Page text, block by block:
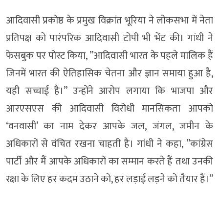
आदिवासी प्रकोष्ठ के प्रमुख विक्रांत भूरिया ने लोकसभा में नेता
प्रतिपक्ष को पारंपरिक आदिवासी टोपी भी भेंट की। गांधी ने
फेसबुक पर पोस्ट किया, ”आदिवासी भारत के पहले मालिक हैं
जिनमें भारत की ऐतिहासिक चेतना और ज्ञान समाया हुआ है,
यही सच्चाई है।” उन्होंने आरोप लगाया कि भाजपा और
आरएसएस की आदिवासी विरोधी मानसिकता आपको
‘वनवासी’ का नाम देकर आपके जल, जंगल, जमीन के
अधिकारों से वंचित रखना चाहती है। गांधी ने कहा, ”कांग्रेस
पार्टी और मैं आपके अधिकारों का सम्मान करते हैं तथा उनकी
रक्षा के लिए हर कदम उठाने को, हर लड़ाई लड़ने को तैयार हैं।”